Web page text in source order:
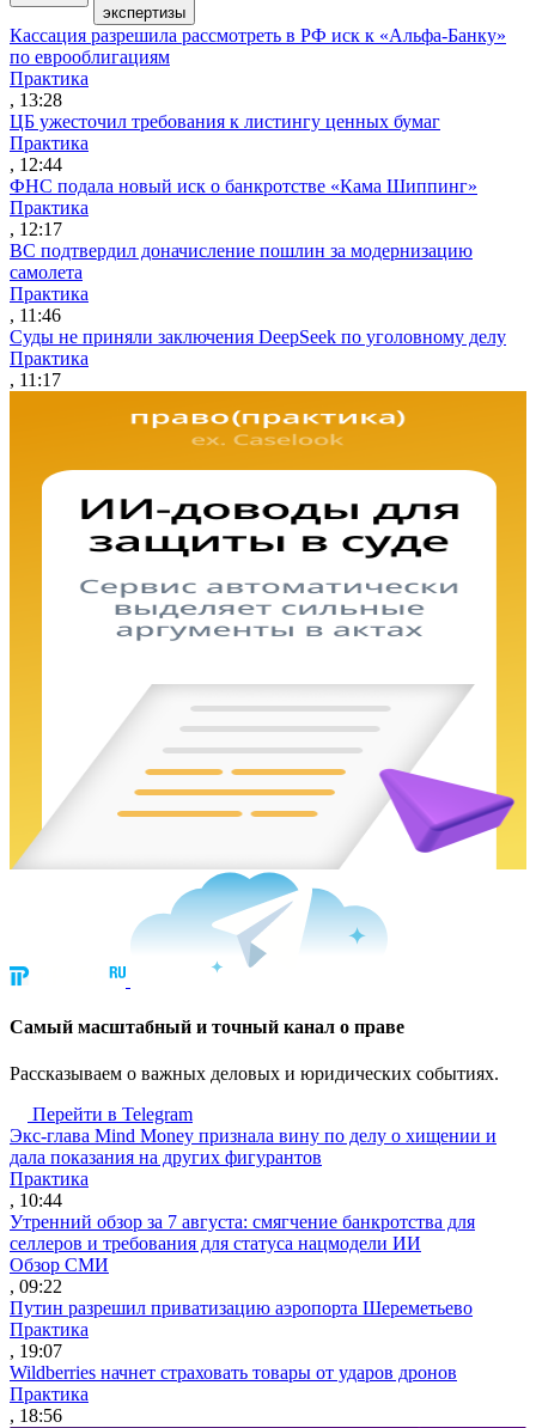
экспертизы
Кассация разрешила рассмотреть в РФ иск к «Альфа-Банку»
по еврооблигациям
Практика
, 13:28
ЦБ ужесточил требования к листингу ценных бумаг
Практика
, 12:44
ФНС подала новый иск о банкротстве «Кама Шиппинг»
Практика
, 12:17
ВС подтвердил доначисление пошлин за модернизацию
самолета
Практика
, 11:46
Суды не приняли заключения DeepSeek по уголовному делу
Практика
, 11:17
Cамый масштабный и точный канал о праве
Рассказываем о важных деловых и юридических событиях.
Перейти в Telegram
Экс-глава Mind Money признала вину по делу о хищении и
дала показания на других фигурантов
Практика
, 10:44
Утренний обзор за 7 августа: смягчение банкротства для
селлеров и требования для статуса нацмодели ИИ
Обзор СМИ
, 09:22
Путин разрешил приватизацию аэропорта Шереметьево
Практика
, 19:07
Wildberries начнет страховать товары от ударов дронов
Практика
, 18:56